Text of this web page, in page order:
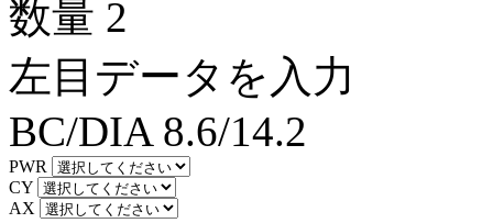
数量 2
左目データを入力
BC/DIA 8.6/14.2
PWR
CY
AX